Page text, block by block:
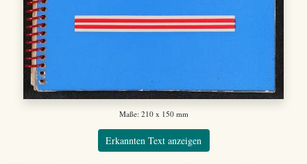
Maße: 210 x 150 mm
Erkannten Text anzeigen